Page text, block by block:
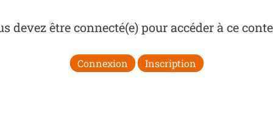
devez être connecté(e) pour accéder à ce
Connexion Inscription